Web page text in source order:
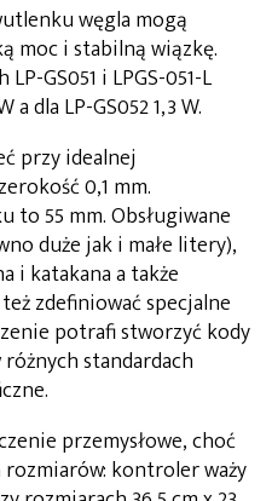
węgla mogą
moc i stabilną wiązkę.
GS051 i LPGS-051-L
dla LP-GS052 1,3 W.
przy idealnej
0,1 mm.
to 55 mm. Obsługiwane
duże jak i małe litery),
i katakana a także
zdefiniować specjalne
potrafi stworzyć kody
standardach
przemysłowe, choć
kontroler waży